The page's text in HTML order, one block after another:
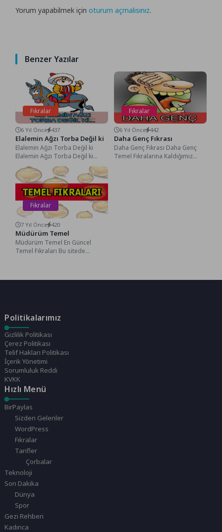
Yorum yapabilmek içinoturum açmalısınız.
Benzer Yazılar
Fıkralar
6 Yıl Önce 437
Elalemin Ağzı Torba Değil ki
Elalemin Ağzı Torba Değil ki
Elalemin Ağzı Torba Değil ki
Hocamızın Seçme Fıkralarına
Devam Ediyoruz,...
Fıkralar
6 Yıl Önce 442
Daha Genç Fıkrası
Daha Genç Fıkrası Daha Genç
Temel Fıkralarına Kaldığımız
Fıkralar
7 Yıl Önce 420
Müdürüm Temel
Müdürüm Temel En Güncel
Temel Fıkraları Bu sitede
Politikalarımız
Gizlilik Politikası
Çerez Politikası
Telif Hakları Politikası
İçerik Yönetimi
Sorumluluk Reddi
KVKK
Hızlı Menü
BirPaylas
Sizden Gelenler
WordPress
Fıkralar
Tarifler
Çorbalar
Teknoloji
Son Dakika
Dünya
Spor
Gezi Rehberi
Kadınca